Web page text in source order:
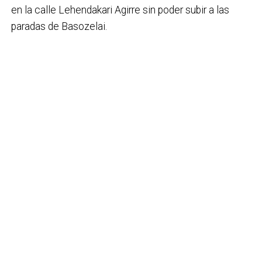
en la calle Lehendakari Agirre sin poder subir a las
paradas de Basozelai.